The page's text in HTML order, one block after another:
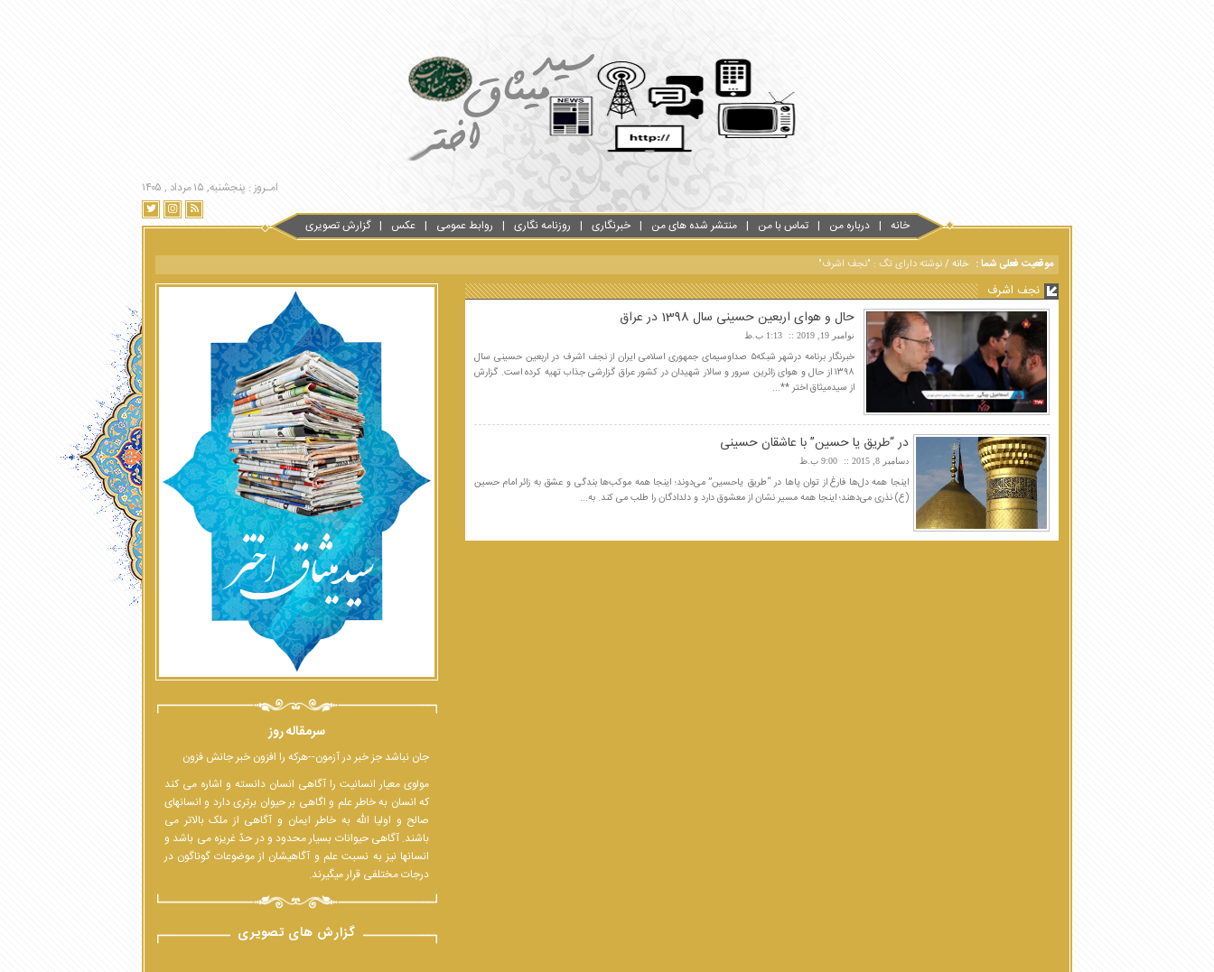
امـروز : پنجشنبه, ۱۵ مرداد , ۱۴۰۵
خانه درباره من تماس با من منتشر شده های من خبرنگاری روزنامه نگاری روابط عمومی عکس گزارش تصویری
موقعیت فعلی شما : خانه/نوشته دارای تگ : "نجف اشرف"
نجف اشرف
حال و هوای اربعین حسینی سال 1398 در عراق
نوامبر 19, 2019 1:13 ب.ظ
خبرنگار برنامه درشهر شبکه۵ صداوسیمای جمهوری اسلامی ایران از نجف اشرف در اربعین حسینی سال
۱۳۹۸ از حال و هوای زائرین سرور و سالار شهیدان در کشور عراق گزارشی جذاب تهیه کرده است. گزارش
از سیدمیثاق اختر **...
در “طریق یا حسین” با عاشقان حسینی
دسامبر 8, 2015 9:00 ب.ظ
اینجا همه دل‌ها فارغ از توان پاها در “طریق یاحسین” می‌دوند؛ اینجا همه موکب‌ها بندگی و عشق به زائر امام حسین
(ع) نذری می‌دهند؛ اینجا همه مسیر نشان از معشوق دارد و دلدادگان را طلب می کند. به...
سرمقاله روز
جان نباشد جز خبر در آزمون--هرکه را افزون خبر جانش فزون
مولوی معیار انسانیت را آگاهی انسان دانسته و اشاره می کند
که انسان به خاطر علم و اگاهی بر حیوان برتری دارد و انسانهای
صالح و اولیا الله به خاطر ایمان و آگاهی از ملک بالاتر می
باشند. آگاهی حیوانات بسیار محدود و در حدّ غریزه می باشد و
انسانها نیز به نسبت علم و آگاهیشان از موضوعات گوناگون در
درجات مختلفی قرار میگیرند.
گزارش های تصویری